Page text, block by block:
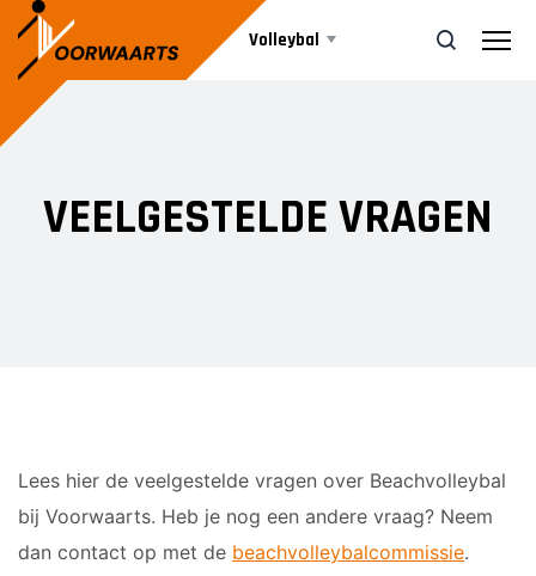
Volleybal
HEREN
Dames 1
Dames 2
Dames 3
Beachvolleybal
Informatie
VEELGESTELDE VRAGEN
Lees hier de veelgestelde vragen over Beachvolleybal
bij Voorwaarts. Heb je nog een andere vraag? Neem
dan contact op met de beachvolleybalcommissie.